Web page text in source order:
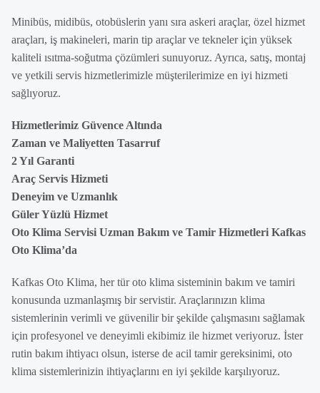
Minibüs, midibüs, otobüslerin yanı sıra askeri araçlar, özel hizmet
araçları, iş makineleri, marin tip araçlar ve tekneler için yüksek
kaliteli ısıtma-soğutma çözümleri sunuyoruz. Ayrıca, satış, montaj
ve yetkili servis hizmetlerimizle müşterilerimize en iyi hizmeti
sağlıyoruz.
Hizmetlerimiz Güvence Altında
Zaman ve Maliyetten Tasarruf
2 Yıl Garanti
Araç Servis Hizmeti
Deneyim ve Uzmanlık
Güler Yüzlü Hizmet
Oto Klima Servisi Uzman Bakım ve Tamir Hizmetleri Kafkas
Oto Klima’da
Kafkas Oto Klima, her tür oto klima sisteminin bakım ve tamiri
konusunda uzmanlaşmış bir servistir. Araçlarınızın klima
sistemlerinin verimli ve güvenilir bir şekilde çalışmasını sağlamak
için profesyonel ve deneyimli ekibimiz ile hizmet veriyoruz. İster
rutin bakım ihtiyacı olsun, isterse de acil tamir gereksinimi, oto
klima sistemlerinizin ihtiyaçlarını en iyi şekilde karşılıyoruz.